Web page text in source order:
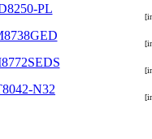
PL
N32